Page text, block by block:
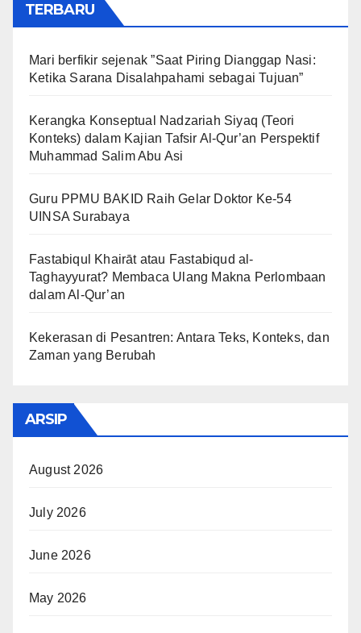
TERBARU
Mari berfikir sejenak ”Saat Piring Dianggap Nasi:
Ketika Sarana Disalahpahami sebagai Tujuan”
Kerangka Konseptual Nadzariah Siyaq (Teori
Konteks) dalam Kajian Tafsir Al-Qur’an Perspektif
Muhammad Salim Abu Asi
Guru PPMU BAKID Raih Gelar Doktor Ke-54
UINSA Surabaya
Fastabiqul Khairāt atau Fastabiqud al-
Taghayyurat? Membaca Ulang Makna Perlombaan
dalam Al-Qur’an
Kekerasan di Pesantren: Antara Teks, Konteks, dan
Zaman yang Berubah
ARSIP
August 2026
July 2026
June 2026
May 2026